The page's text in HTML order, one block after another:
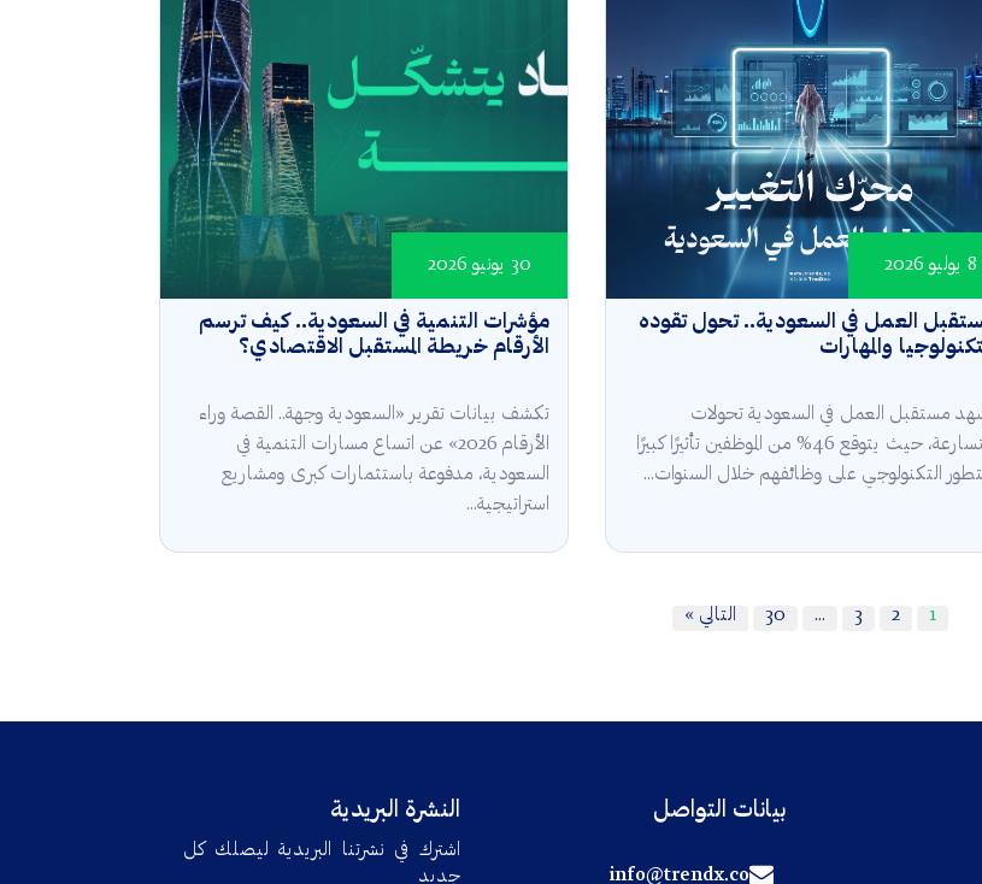
العمل في السعودية.. تحول تقوده
والمهارات
8 يوليو 2026
مستقبل العمل في السعودية تحولات
متسارعة، حيث يتوقع 46% من الموظفين تأثيرًا كبيرًا
التكنولوجي على وظائفهم خلال السنوات...
مؤشرات التنمية في السعودية.. كيف ترسم
الأرقام خريطة المستقبل الاقتصادي؟
30 يونيو 2026
تكشف بيانات تقرير «السعودية وجهة.. القصة وراء
الأرقام 2026» عن اتساع مسارات التنمية في
السعودية، مدفوعة باستثمارات كبرى ومشاريع
استراتيجية...
1
2
3
…
30 التالي »
بيانات التواصل
info@trendx.co
النشرة البريدية
اشترك في نشرتنا البريدية ليصلك كل
جديد